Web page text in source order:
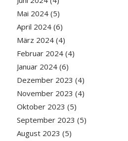
Mai 2024(5)
April 2024(6)
März 2024(4)
Februar 2024(4)
Januar 2024(6)
Dezember 2023 (4)
November 2023 (4)
Oktober 2023 (5)
September 2023 (5)
August 2023 (5)